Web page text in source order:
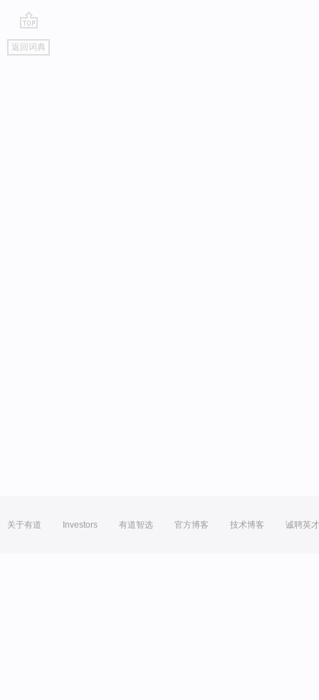
go
top
返回词典
关于有道 Investors 有道智选 官方博客 技术博客 诚聘英才